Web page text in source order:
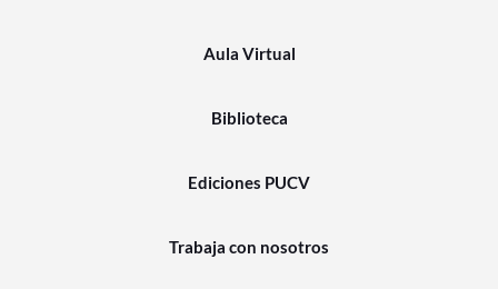
Aula Virtual
Biblioteca
Ediciones PUCV
Trabaja con nosotros